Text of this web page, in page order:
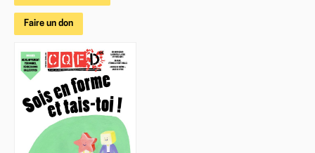
Faire un don